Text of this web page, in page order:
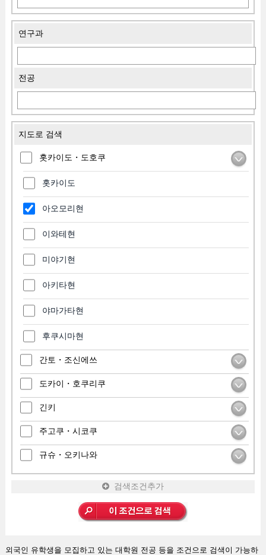
연구과
전공
지도로 검색
홋카이도・도호쿠
홋카이도
아오모리현
이와테현
미야기현
아키타현
야마가타현
후쿠시마현
간토・조신에쓰
도카이・호쿠리쿠
긴키
주고쿠・시코쿠
규슈・오키나와
검색조건추가
외국인 유학생을 모집하고 있는 대학원 전공 등을 조건으로 검색이 가능하